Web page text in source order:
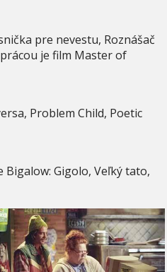
pre nevestu, Roznášač
je film Master of
Problem Child, Poetic
Gigolo, Veľký tato,